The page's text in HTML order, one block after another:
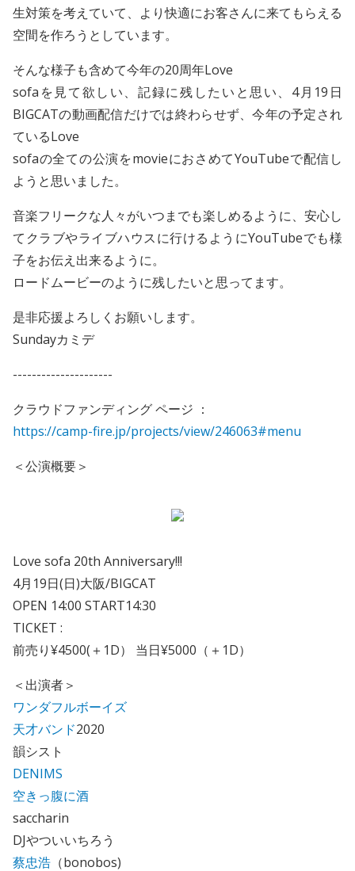
生対策を考えていて、より快適にお客さんに来てもらえる
空間を作ろうとしています。
そんな様子も含めて今年の20周年Love
sofaを見て欲しい、記録に残したいと思い、4月19日
BIGCATの動画配信だけでは終わらせず、今年の予定され
ているLove
sofaの全ての公演をmovieにおさめてYouTubeで配信し
ようと思いました。
音楽フリークな人々がいつまでも楽しめるように、安心し
てクラブやライブハウスに行けるようにYouTubeでも様
子をお伝え出来るように。
ロードムービーのように残したいと思ってます。
是非応援よろしくお願いします。
Sundayカミデ
---------------------
クラウドファンディング ページ ：
https://camp-fire.jp/projects/view/246063#menu
＜公演概要＞
Love sofa 20th Anniversary!!!
4月19日(日)大阪/BIGCAT
OPEN 14:00 START14:30
TICKET :
前売り¥4500(＋1D） 当日¥5000（＋1D）
＜出演者＞
ワンダフルボーイズ
天才バンド2020
韻シスト
DENIMS
空きっ腹に酒
saccharin
DJやついいちろう
蔡忠浩 （bonobos)